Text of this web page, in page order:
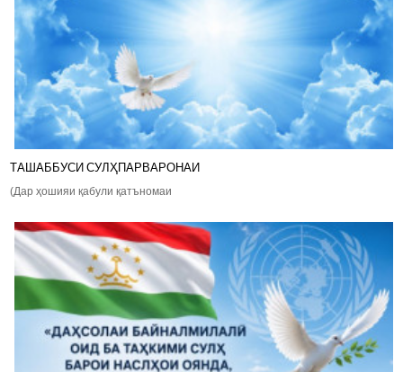
ТАШАББУСИ СУЛҲПАРВАРОНАИ
(Дар ҳошияи қабули қатъномаи